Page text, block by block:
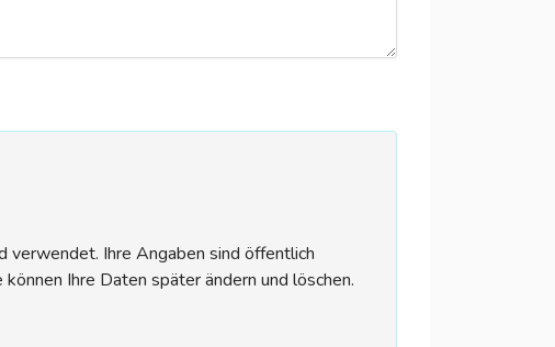
verwendet. Ihre Angaben sind öffentlich
Ihre Daten später ändern und löschen.